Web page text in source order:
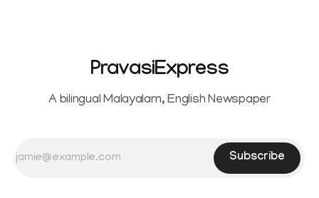
PravasiExpress
A bilingual Malayalam, English Newspaper
Subscribe